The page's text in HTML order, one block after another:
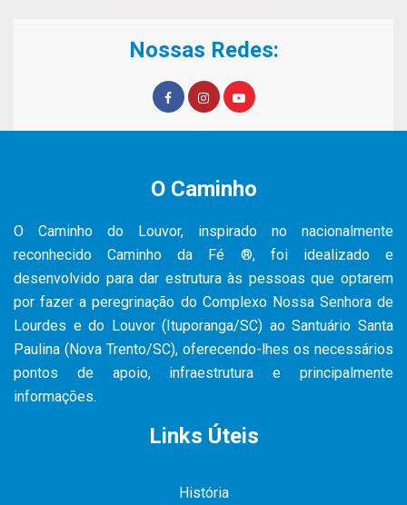
Nossas Redes:
O Caminho
O Caminho do Louvor, inspirado no nacionalmente
reconhecido Caminho da Fé ®, foi idealizado e
desenvolvido para dar estrutura às pessoas que optarem
por fazer a peregrinação do Complexo Nossa Senhora de
Lourdes e do Louvor (Ituporanga/SC) ao Santuário Santa
Paulina (Nova Trento/SC), oferecendo-lhes os necessários
pontos de apoio, infraestrutura e principalmente
informações.
Links Úteis
História